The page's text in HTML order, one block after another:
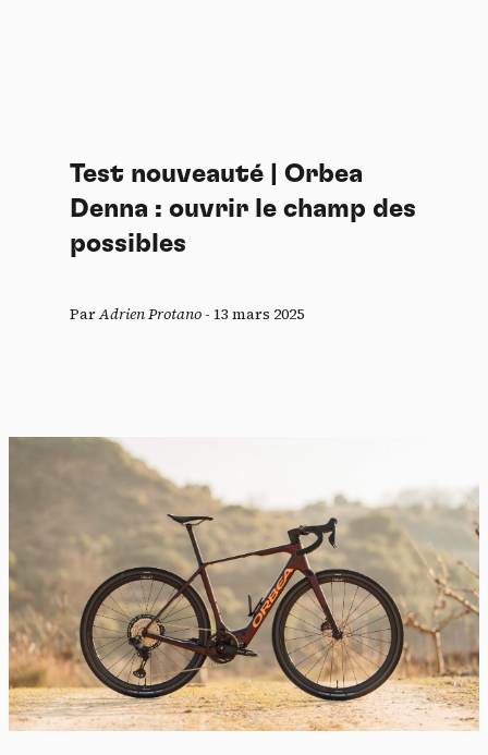
Test nouveauté | Orbea
Denna : ouvrir le champ des
possibles
ParAdrien Protano - 13 mars 2025